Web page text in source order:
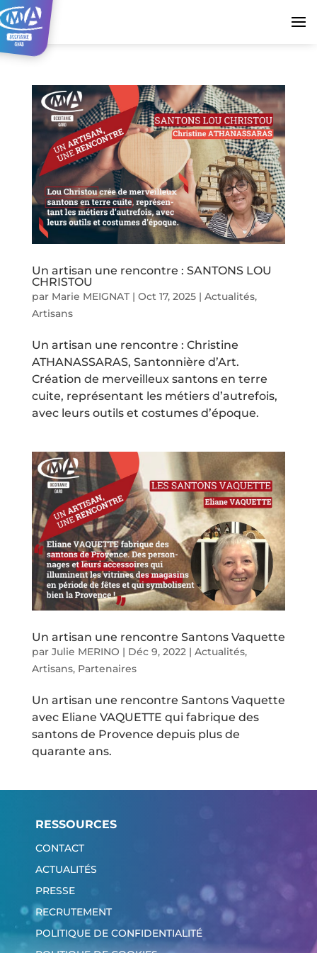
Un artisan une rencontre : SANTONS LOU
CHRISTOU
par Marie MEIGNAT| Oct 17, 2025| Actualités,
Artisans
Un artisan une rencontre : Christine
ATHANASSARAS, Santonnière d’Art.
Création de merveilleux santons en terre
cuite, représentant les métiers d’autrefois,
avec leurs outils et costumes d’époque.
Un artisan une rencontre Santons Vaquette
par Julie MERINO | Déc 9, 2022| Actualités,
Artisans, Partenaires
Un artisan une rencontre Santons Vaquette
avec Eliane VAQUETTE qui fabrique des
santons de Provence depuis plus de
quarante ans.
RESSOURCES
CONTACT
ACTUALITÉS
PRESSE
RECRUTEMENT
POLITIQUE DE CONFIDENTIALITÉ